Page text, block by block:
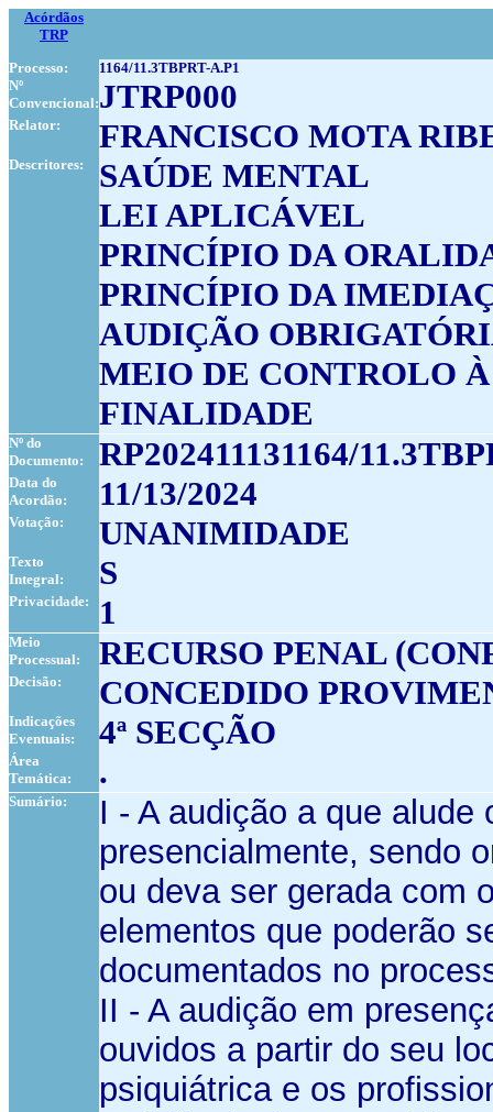
Acórdãos
TRP
Processo:
1164/11.3TBPRT-A.P1
Nº
Convencional:JTRP000
Relator: FRANCISCO MOTA
Descritores:
SAÚDE MENTAL
LEI APLICÁVEL
PRINCÍPIO DA
PRINCÍPIO DA
AUDIÇÃO
MEIO DE CONTROLO
FINALIDADE
Nº do
Documento:
RP202411131164/
Data do
Acordão:
11/13/2024
Votação: UNANIMIDADE
Texto
Integral:
S
Privacidade: 1
Meio
Processual:
RECURSO PENAL
Decisão: CONCEDIDO
Indicações
Eventuais:
4ª SECÇÃO
Área
Temática:
.
Sumário:
I - A audição a que alude
presencialmente, sendo
ou deva ser gerada com
elementos que poderão
documentados no
II - A audição em
ouvidos a partir do seu
psiquiátrica e os